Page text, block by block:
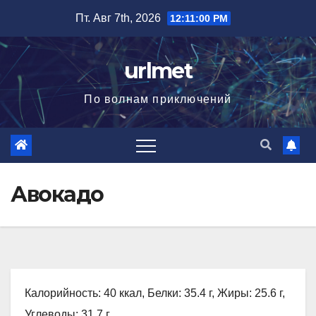
содержимому
Пт. Авг 7th, 2026 12:11:01 PM
urlmet
По волнам приключений
Авокадо
Калорийность: 40 ккал, Белки: 35.4 г, Жиры: 25.6 г,